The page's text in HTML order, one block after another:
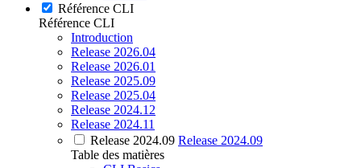
Référence CLI
Référence CLI
Introduction
Release 2026.04
Release 2026.01
Release 2025.09
Release 2025.04
Release 2024.12
Release 2024.11
Release 2024.09 Release 2024.09
Table des matières